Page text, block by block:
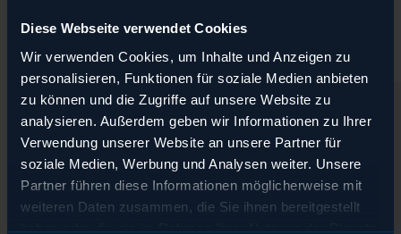
Diese Webseite verwendet Cookies
Wir verwenden Cookies, um Inhalte und Anzeigen zu
personalisieren, Funktionen für soziale Medien anbieten
zu können und die Zugriffe auf unsere Website zu
analysieren. Außerdem geben wir Informationen zu Ihrer
Verwendung unserer Website an unsere Partner für
soziale Medien, Werbung und Analysen weiter. Unsere
Partner führen diese Informationen möglicherweise mit
weiteren Daten zusammen, die Sie ihnen bereitgestellt
haben oder die sie im Rahmen Ihrer Nutzung der Dienste